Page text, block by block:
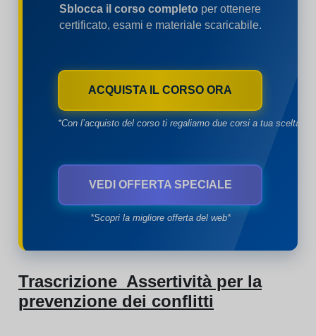
Sblocca il corso completo per ottenere
certificato, esami e materiale scaricabile.
ACQUISTA IL CORSO ORA
*Con l’acquisto del corso ti regaliamo due corsi a tua scelta*
VEDI OFFERTA SPECIALE
*Scopri la migliore offerta del web*
Trascrizione Assertività per la
prevenzione dei conflitti